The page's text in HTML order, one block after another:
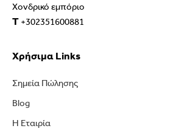
Χονδρικό εμπόριο
T +302351600881
Χρήσιμα Links
Σημεία Πώλησης
Blog
Η Εταιρία